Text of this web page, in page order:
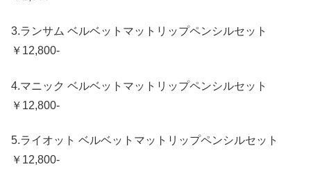
3.ランサム ベルベットマットリップペンシルセット
￥12,800-
4.マニック ベルベットマットリップペンシルセット
￥12,800-
5.ライオット ベルベットマットリップペンシルセット
￥12,800-